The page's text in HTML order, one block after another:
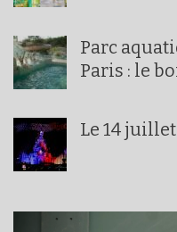
Parc
Paris : le
Le 14